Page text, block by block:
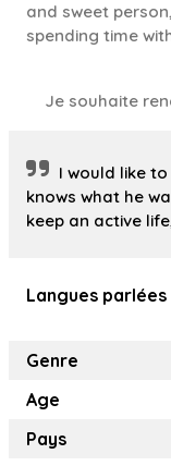
and sweet
spending time
Je souhaite
I would like
knows what he
keep an active
Langues parlées
Genre
Age
Pays